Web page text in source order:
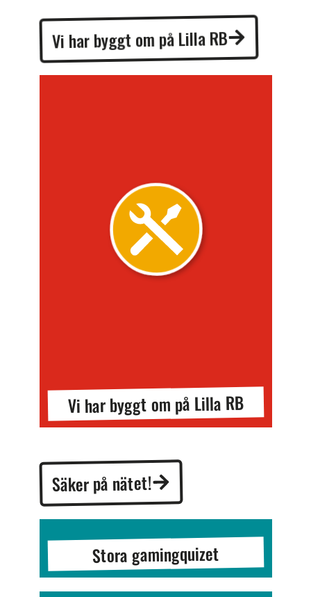
Vi har byggt om på Lilla RB
Vi har byggt om på Lilla RB
Säker på nätet!
Stora gamingquizet